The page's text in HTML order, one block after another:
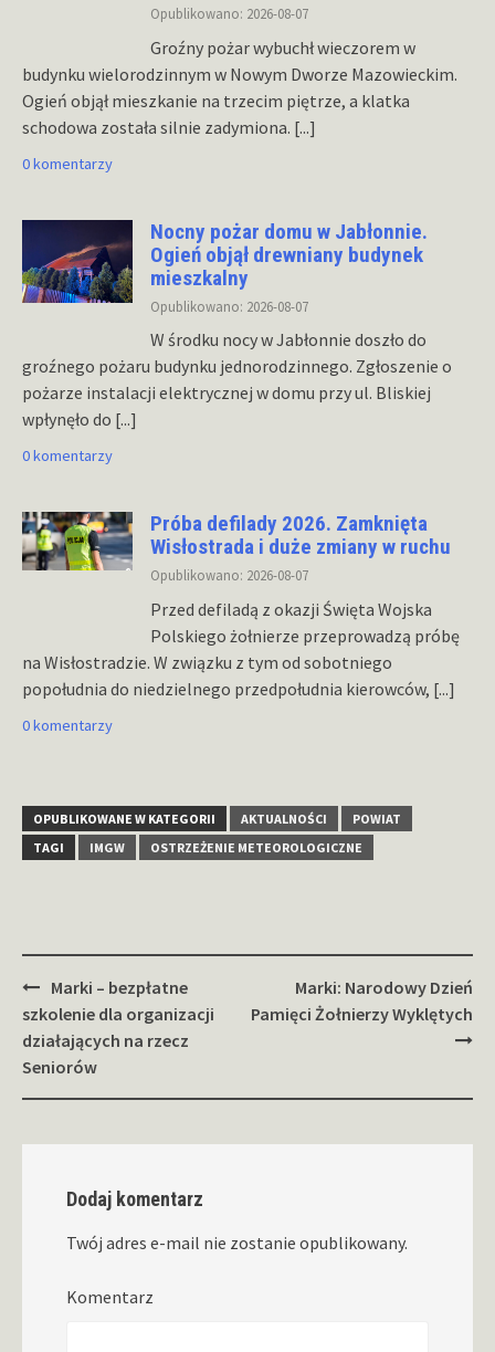
Opublikowano: 2026-08-07
Groźny pożar wybuchł wieczorem w
budynku wielorodzinnym w Nowym Dworze Mazowieckim.
Ogień objął mieszkanie na trzecim piętrze, a klatka
schodowa została silnie zadymiona. [...]
0 komentarzy
Nocny pożar domu w Jabłonnie.
Ogień objął drewniany budynek
mieszkalny
Opublikowano: 2026-08-07
W środku nocy w Jabłonnie doszło do
groźnego pożaru budynku jednorodzinnego. Zgłoszenie o
pożarze instalacji elektrycznej w domu przy ul. Bliskiej
wpłynęło do [...]
0 komentarzy
Próba defilady 2026. Zamknięta
Wisłostrada i duże zmiany w ruchu
Opublikowano: 2026-08-07
Przed defiladą z okazji Święta Wojska
Polskiego żołnierze przeprowadzą próbę
na Wisłostradzie. W związku z tym od sobotniego
popołudnia do niedzielnego przedpołudnia kierowców, [...]
0 komentarzy
OPUBLIKOWANE W KATEGORII AKTUALNOŚCI
POWIAT
TAGI
IMGW OSTRZEŻENIE METEOROLOGICZNE
Zobacz
wpisy
Marki – bezpłatne
szkolenie dla organizacji
działających na rzecz
Seniorów
Marki: Narodowy Dzień
Pamięci Żołnierzy Wyklętych
Dodaj komentarz
Twój adres e-mail nie zostanie opublikowany.
Komentarz